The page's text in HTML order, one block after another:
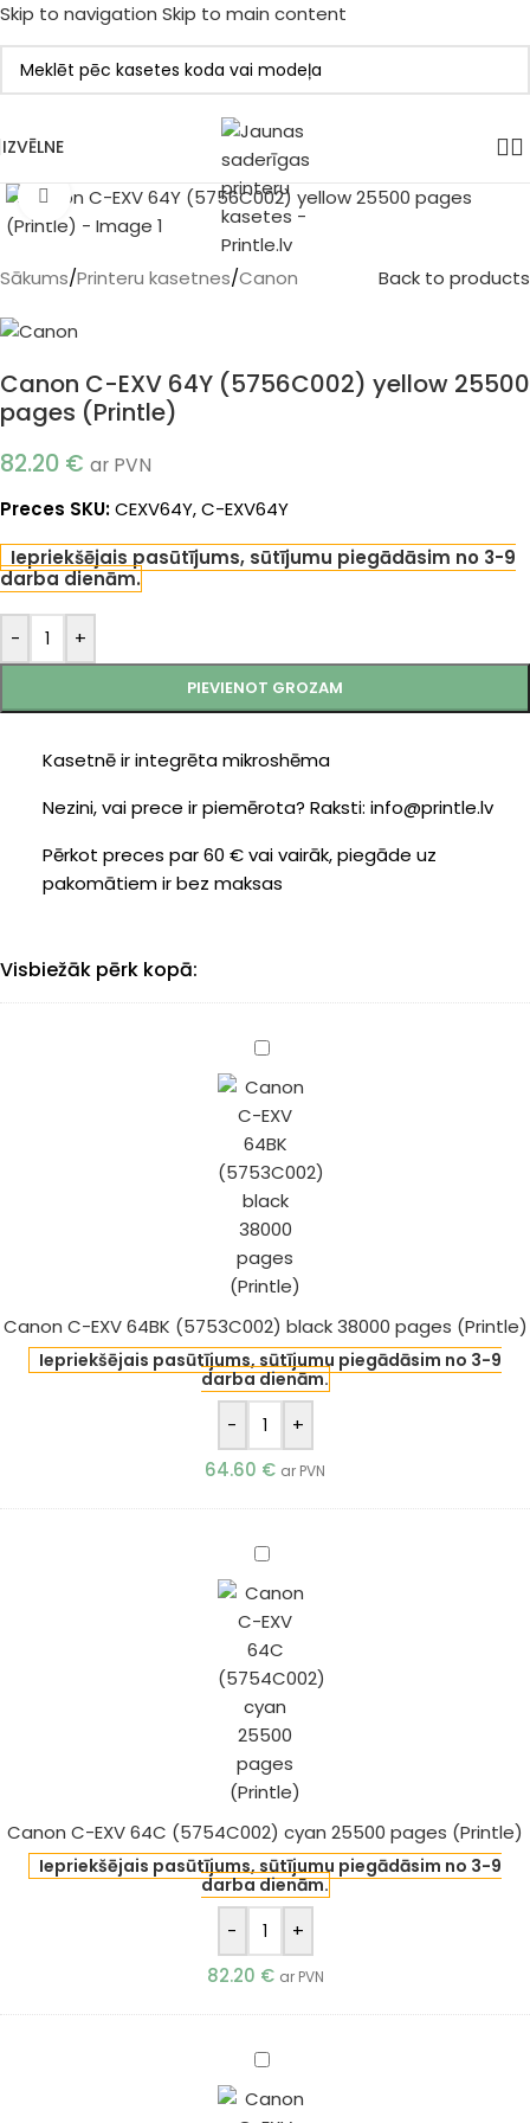
Skip to navigation Skip to main content
IZVĒLNE
Klikšķiniet, lai palielinātu
Sākums/Printeru kasetnes/Canon Back to products
Canon C-EXV 64Y (5756C002) yellow 25500
pages (Printle)
82.20 € ar PVN
Preces SKU:CEXV64Y, C-EXV64Y
Iepriekšējais pasūtījums, sūtījumu piegādāsim no 3-9
darba dienām.
- +
PIEVIENOT GROZAM
Kasetnē ir integrēta mikroshēma
Nezini, vai prece ir piemērota? Raksti: info@printle.lv
Pērkot preces par 60 € vai vairāk, piegāde uz
pakomātiem ir bez maksas
Visbiežāk pērk kopā:
Canon
(5753C002)
black
38000
(Printle)
Canon C-EXV 64BK (5753C002) black 38000 pages (Printle)
Iepriekšējais pasūtījums, sūtījumu piegādāsim no 3-9
darba dienām.
-
+
64.60 € ar PVN
Canon
64C
(5754C002)
25500
(Printle)
Canon C-EXV 64C (5754C002) cyan 25500 pages (Printle)
Iepriekšējais pasūtījums, sūtījumu piegādāsim no 3-9
darba dienām.
-
+
82.20 € ar PVN
Canon